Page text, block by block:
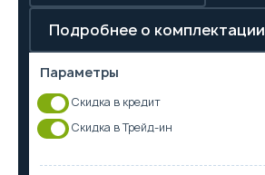
Подробнее о комплектации
Параметры
Скидка в кредит
Скидка в Трейд-ин